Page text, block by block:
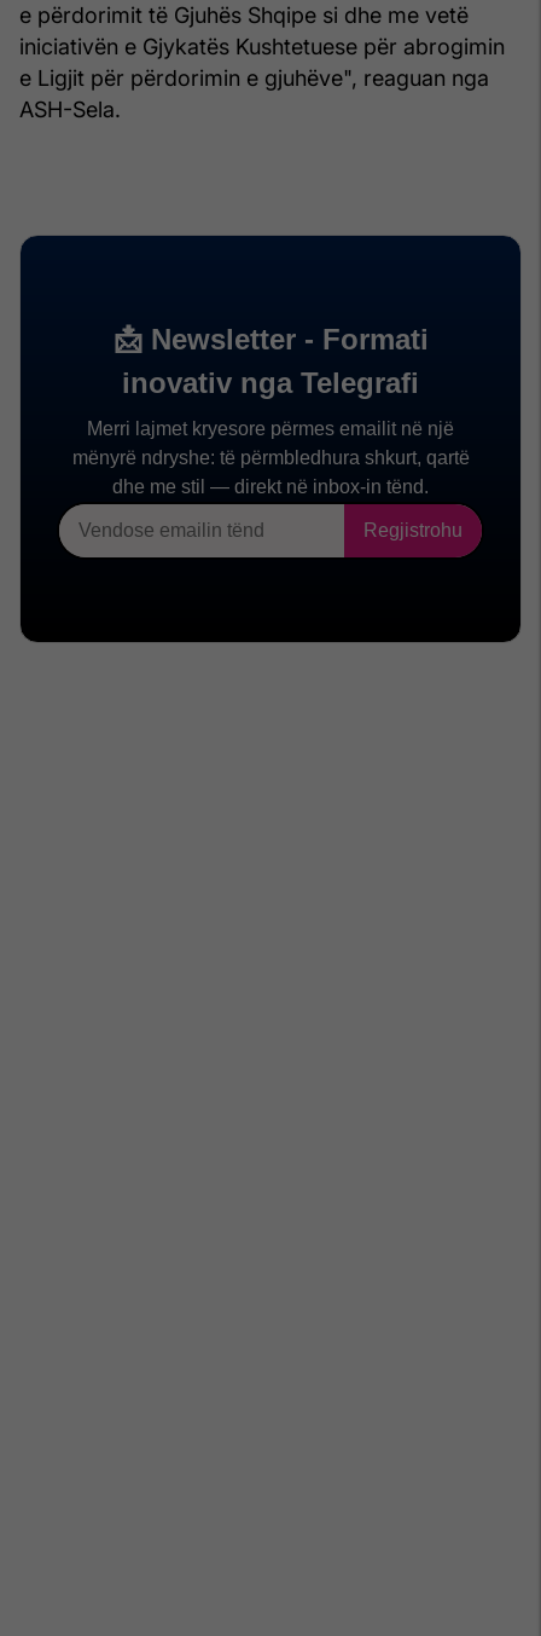
e përdorimit të Gjuhës Shqipe si dhe me vetë
iniciativën e Gjykatës Kushtetuese për abrogimin
e Ligjit për përdorimin e gjuhëve", reaguan nga
ASH-Sela.